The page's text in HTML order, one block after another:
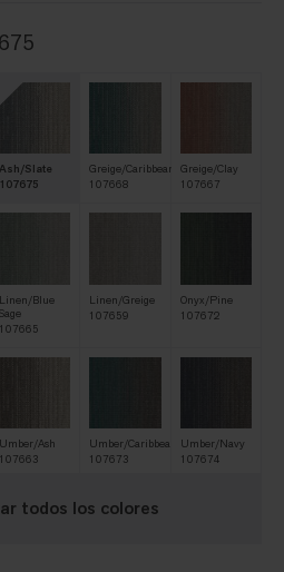
Ash/Slate
107675
Greige/Caribbean
107668
Greige/Clay
107667
Linen/Blue
Sage
107665
Linen/Greige
107659
Onyx/Pine
107672
Umber/Ash
107663
Umber/Caribbean
107673
Umber/Navy
107674
todos los colores